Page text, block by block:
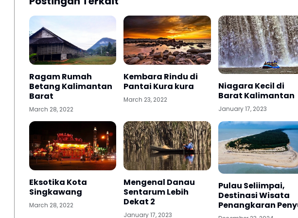
Ragam Rumah
Betang Kalimantan
Barat
March 28, 2022
Kembara Rindu di
Pantai Kura kura
March 23, 2022
Niagara Kecil di
Barat Kalimantan
January 17, 2023
Eksotika Kota
Singkawang
March 28, 2022
Mengenal Danau
Sentarum Lebih
Dekat 2
January 17, 2023
Pulau Seliimpai,
Destinasi Wisata
Penangkaran